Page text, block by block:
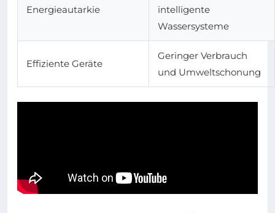
Energieautarkie
intelligente
Wassersysteme
Effiziente Geräte
Geringer Verbrauch
und Umweltschonung